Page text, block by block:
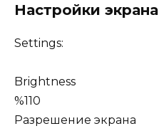
Настройки экрана
Settings:
Brightness
%110
Разрешение экрана